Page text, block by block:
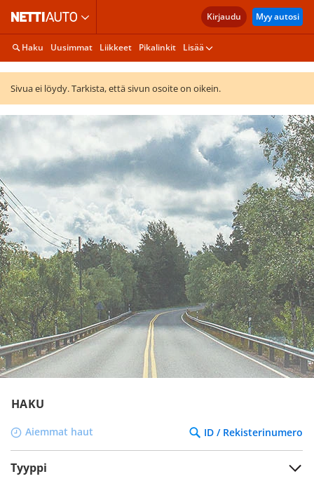
Kirjaudu Myy autosi
Haku Uusimmat Liikkeet Pikalinkit Lisää
Sivua ei löydy. Tarkista, että sivun osoite on oikein.
HAKU
Aiemmat haut ID / Rekisterinumero
Tyyppi